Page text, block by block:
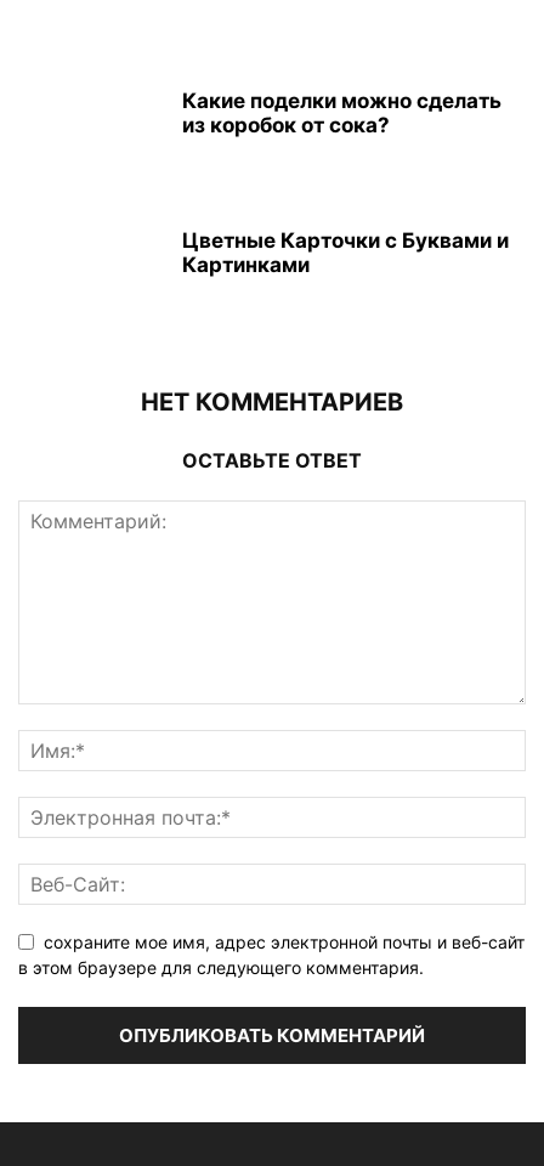
Какие поделки можно сделать
из коробок от сока?
Цветные Карточки с Буквами и
Картинками
НЕТ КОММЕНТАРИЕВ
ОСТАВЬТЕ ОТВЕТ
сохраните мое имя, адрес электронной почты и веб-сайт
в этом браузере для следующего комментария.